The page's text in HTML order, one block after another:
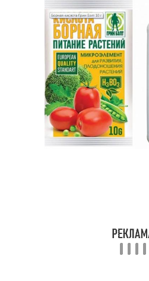
Кислота для
смородины
Кислота для
стимуляции
Кислота для томатов